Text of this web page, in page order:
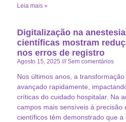
Leia mais »
Digitalização na
científicas mostram
nos erros de registro
Agosto 15, 2025 Sem comentários
Nos últimos anos, a
avançado rapidamente,
críticas do cuidado hospitalar. Na
campos mais sensíveis à precisão
científicos têm demonstrado que a